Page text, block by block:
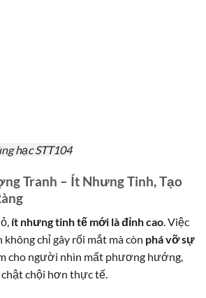
hạc STT104
Tranh – Ít Nhưng Tinh, Tạo
ít nhưng tinh tế mới là đỉnh cao. Việc
chỉ gây rối mắt mà còn phá vỡ sự
cho người nhìn mất phương hướng,
chội hơn thực tế.